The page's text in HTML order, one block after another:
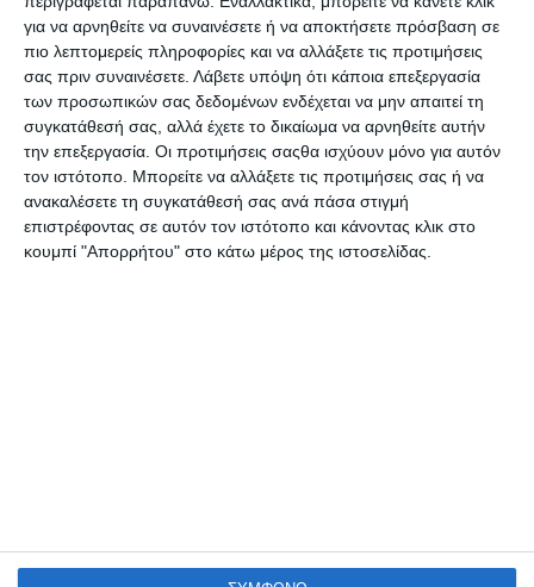
για να αρνηθείτε να συναινέσετε ή να αποκτήσετε πρόσβαση σε
πιο λεπτομερείς πληροφορίες και να αλλάξετε τις προτιμήσεις
σας πριν συναινέσετε. Λάβετε υπόψη ότι κάποια επεξεργασία
των προσωπικών σας δεδομένων ενδέχεται να μην απαιτεί τη
συγκατάθεσή σας, αλλά έχετε το δικαίωμα να αρνηθείτε αυτήν
την επεξεργασία. Οι προτιμήσεις σαςθα ισχύουν μόνο για αυτόν
τον ιστότοπο. Μπορείτε να αλλάξετε τις προτιμήσεις σας ή να
ανακαλέσετε τη συγκατάθεσή σας ανά πάσα στιγμή
επιστρέφοντας σε αυτόν τον ιστότοπο και κάνοντας κλικ στο
κουμπί "Απορρήτου" στο κάτω μέρος της ιστοσελίδας.